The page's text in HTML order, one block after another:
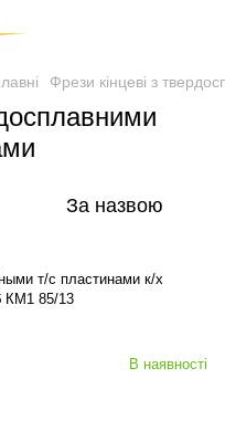
Фрези кінцеві з
За назвою
т/с пластинами к/х
КМ1 85/13
В наявності